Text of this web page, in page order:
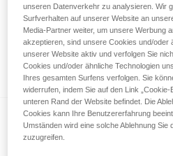
GRILLON
Einstellbares
unseren Datenverkehr zu analysieren. Wir
Surfverhalten auf unserer Website an
Media-Partner weiter, um unsere Werbung
akzeptieren, sind unsere Cookies und/oder
unserer Website aktiv und verfolgen Sie
Cookies und/oder ähnliche Technologien
Ihres gesamten Surfens verfolgen. Sie
widerrufen, indem Sie auf den Link
unteren Rand der Website befindet. Die
Cookies kann Ihre Benutzererfahrung
Umständen wird eine solche Ablehnung Sie
zuzugreifen.